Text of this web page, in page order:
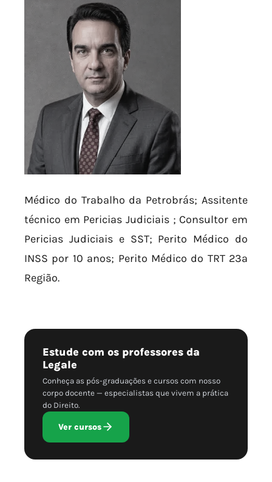
Médico do Trabalho da Petrobrás; Assitente
técnico em Pericias Judiciais ; Consultor em
Pericias Judiciais e SST; Perito Médico do
INSS por 10 anos; Perito Médico do TRT 23ª
Região.
Estude com os professores da
Legale
Conheça as pós-graduações e cursos com nosso
corpo docente — especialistas que vivem a prática
do Direito.
Ver cursos